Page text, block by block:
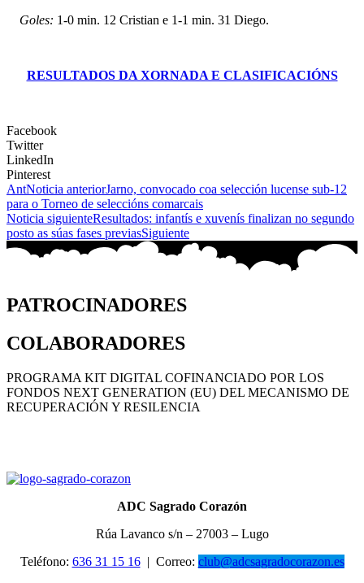
Goles: 1-0 min. 12 Cristian e 1-1 min. 31 Diego.
RESULTADOS DA XORNADA E CLASIFICACIÓNS
Facebook
Twitter
LinkedIn
Pinterest
AntNoticia anteriorJarno, convocado coa selección lucense sub-12
para o Torneo de seleccións comarcais
Noticia siguienteResultados: infantís e xuvenís finalizan no segundo
posto as súas fases previasSiguiente
PATROCINADORES
COLABORADORES
PROGRAMA KIT DIGITAL COFINANCIADO POR LOS
FONDOS NEXT GENERATION (EU) DEL MECANISMO DE
RECUPERACIÓN Y RESILENCIA
ADC Sagrado Corazón
Rúa Lavanco s/n – 27003 – Lugo
Teléfono: 636 31 15 16| Correo: club@adcsagradocorazon.es